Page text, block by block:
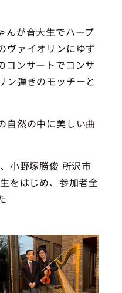
んが音大生でハープ
ヴァイオリンにゆず
コンサートでコンサ
ン弾きのモッチーと
自然の中に美しい曲
小野塚勝俊 所沢市
をはじめ、参加者全